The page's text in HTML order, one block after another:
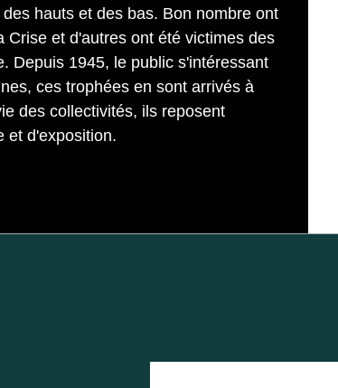
hauts et des bas. Bon nombre ont
et d'autres ont été victimes des
Depuis 1945, le public s'intéressant
ces trophées en sont arrivés à
des collectivités, ils reposent
et d'exposition.